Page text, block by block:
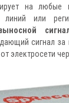
на любые
линий или
сигнал
электросети